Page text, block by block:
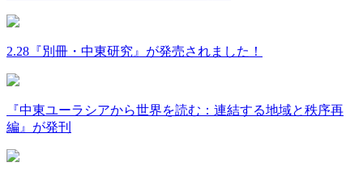
2.28『別冊・中東研究』が発売されました！
『中東ユーラシアから世界を読む：連結する地域と秩序再
編』が発刊